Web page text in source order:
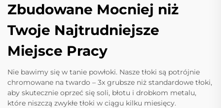
Zbudowane Mocniej niż
Twoje Najtrudniejsze
Miejsce Pracy
Nie bawimy się w tanie powłoki. Nasze tłoki są potrójnie
chromowane na twardo – 3x grubsze niż standardowe tłoki,
aby skutecznie oprzeć się soli, błotu i drobkom metalu,
które niszczą zwykłe tłoki w ciągu kilku miesięcy.